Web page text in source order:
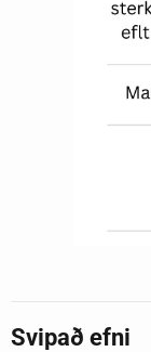
Svipað efni